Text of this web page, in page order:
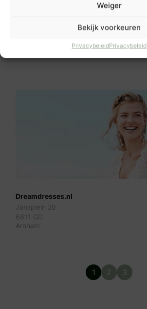
Weiger
Bekijk voorkeuren
PrivacybeleidPrivacybeleid
Dreamdresses.nl
Jansplein 20
6811 GD
Arnhem
1 2 3